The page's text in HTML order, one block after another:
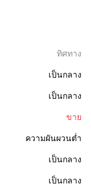
ทิศทาง
เป็นกลาง
เป็นกลาง
ขาย
ความผันผวนต่ำ
เป็นกลาง
เป็นกลาง